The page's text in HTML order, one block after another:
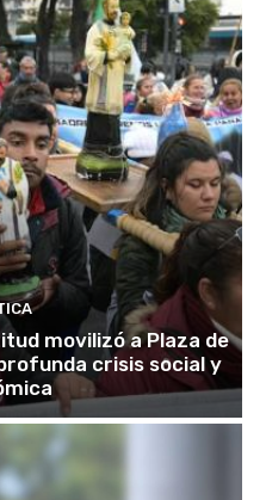
movilizó a Plaza de
crisis social y